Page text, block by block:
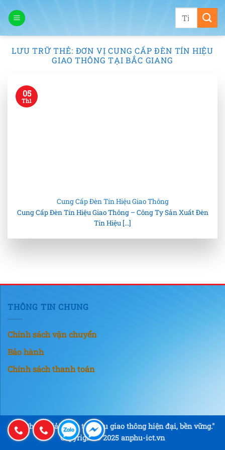
qua
Tìm
LƯU TRỮ THẺ: ĐƠN VỊ CUNG CẤP ĐÈN TÍN HIỆU
GIAO THÔNG TẠI BẮC GIANG
Cung Cấp Đèn Tín Hiệu Giao Thông
Cung Cấp Đèn Tín Hiệu Giao Thông – Công Ty Sản Xuất Đèn
Tín Hiệu [...]
05
Th1
THÔNG TIN CHUNG
Chính sách vận chuyển
Bảo hành
Chính sách thanh toán
"An Phú – Giải pháp tín hiệu giao thông hiện đại, bền vững."
Copyright © 2025 anphu-ict.vn